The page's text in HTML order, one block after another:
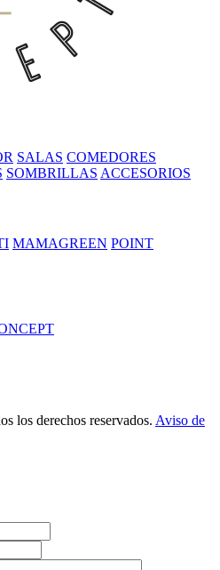
SALAS COMEDORES
SOMBRILLAS ACCESORIOS
MAMAGREEN POINT
los derechos reservados. Aviso de